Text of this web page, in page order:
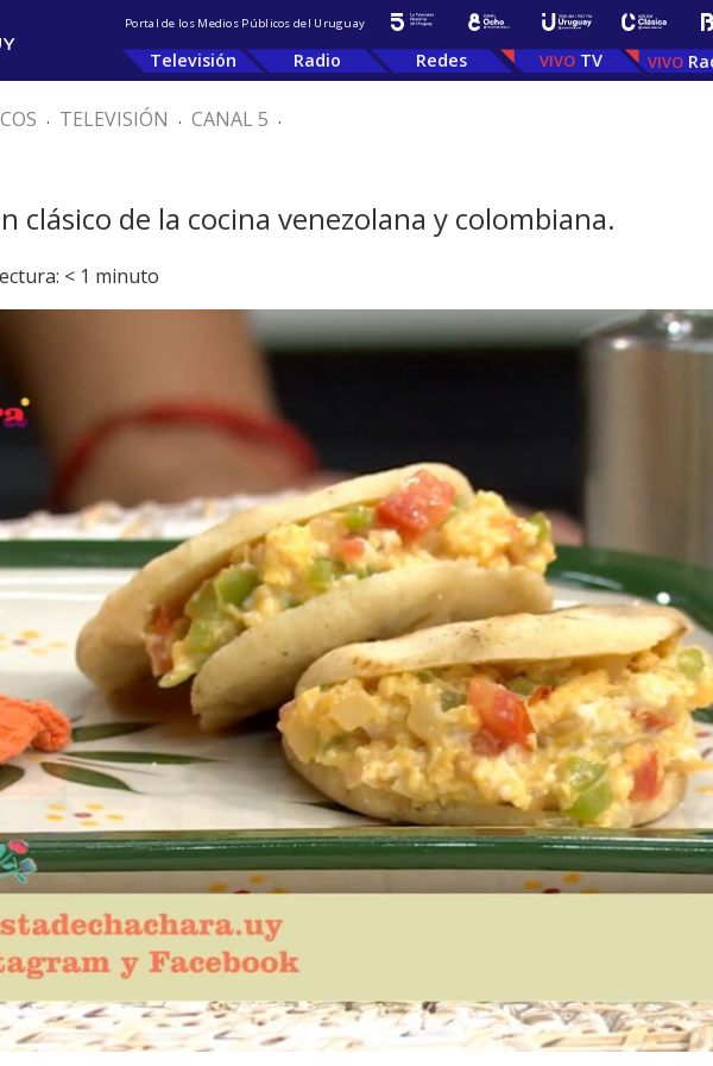
Portal de los Medios Públicos del Uruguay
Televisión Radio Redes TV
. TELEVISIÓN . CANAL 5 .
clásico de la cocina venezolana y colombiana.
< 1 minuto